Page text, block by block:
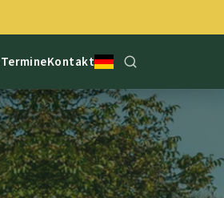
TermineKontakt